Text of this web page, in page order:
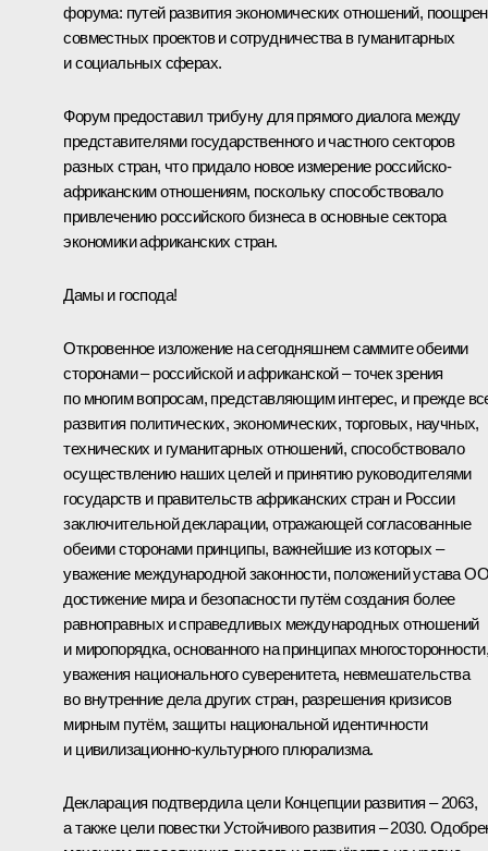
форума: путей развития экономических отношений,
совместных проектов и сотрудничества в гуманитарных
и социальных сферах.
Форум предоставил трибуну для прямого диалога между
представителями государственного и частного секторов
разных стран, что придало новое измерение российско-
африканским отношениям, поскольку способствовало
привлечению российского бизнеса в основные сектора
экономики африканских стран.
Дамы и господа!
Откровенное изложение на сегодняшнем саммите обеими
сторонами – российской и африканской – точек зрения
по многим вопросам, представляющим интерес, и прежде
развития политических, экономических, торговых, научных,
технических и гуманитарных отношений, способствовало
осуществлению наших целей и принятию руководителями
государств и правительств африканских стран и России
заключительной декларации, отражающей согласованные
обеими сторонами принципы, важнейшие из которых –
уважение международной законности, положений устава
достижение мира и безопасности путём создания более
равноправных и справедливых международных отношений
и миропорядка, основанного на принципах
уважения национального суверенитета, невмешательства
во внутренние дела других стран, разрешения кризисов
мирным путём, защиты национальной идентичности
и цивилизационно-культурного плюрализма.
Декларация подтвердила цели Концепции развития – 2063,
а также цели повестки Устойчивого развития – 2030.